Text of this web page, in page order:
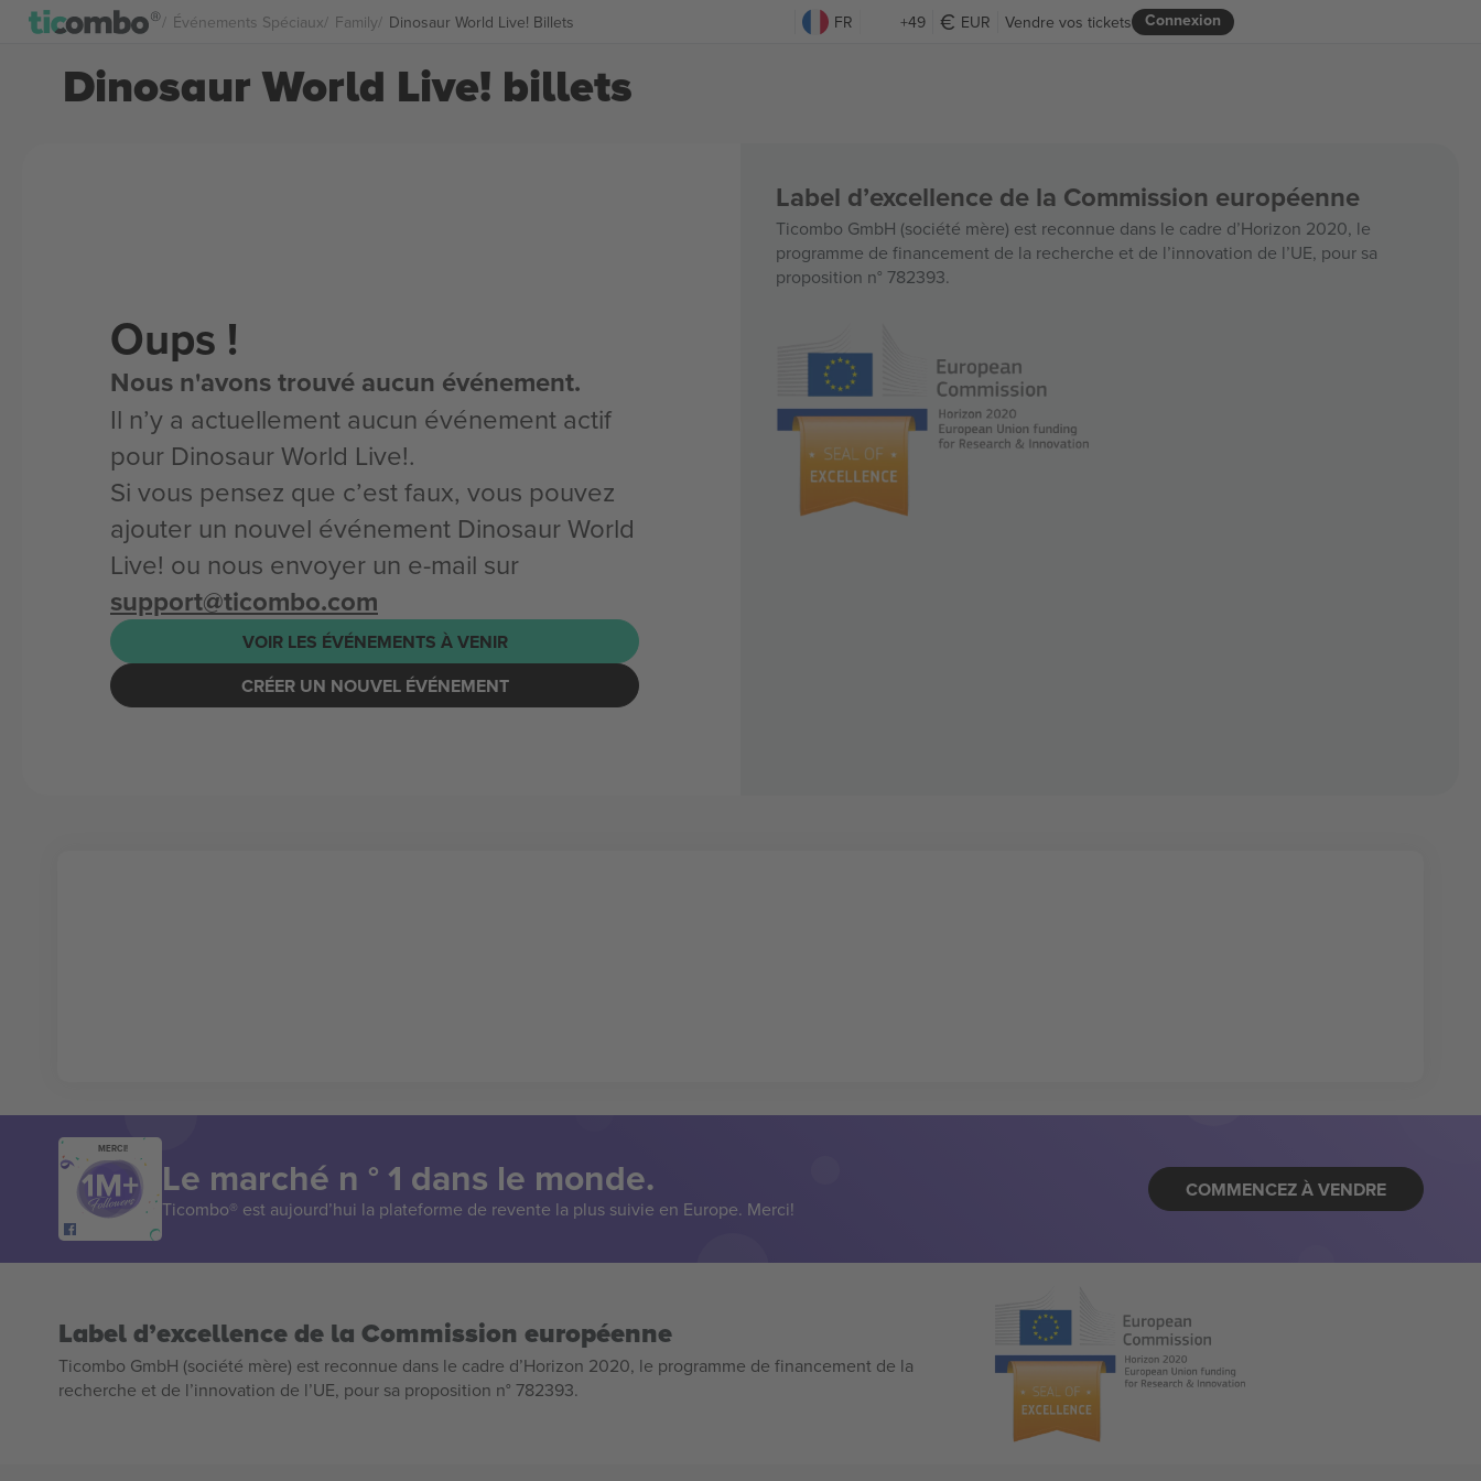
Événements Spéciaux Family Dinosaur World Live! Billets FR +49 EUR Connexion
Vendre vos tickets
Dinosaur World Live! billets
Oups !
Nous n'avons trouvé aucun événement.
Il n’y a actuellement aucun événement actif
pour Dinosaur World Live!.
Si vous pensez que c’est faux, vous pouvez
ajouter un nouvel événement Dinosaur World
Live! ou nous envoyer un e-mail sur
support@ticombo.com
VOIR LES ÉVÉNEMENTS À VENIR
CRÉER UN NOUVEL ÉVÉNEMENT
Label d’excellence de la Commission européenne
Ticombo GmbH (société mère) est reconnue dans le cadre d’Horizon 2020, le
programme de financement de la recherche et de l’innovation de l’UE, pour sa
proposition n° 782393.
MERCI!
Le marché n ° 1 dans le monde.
Ticombo® est aujourd’hui la plateforme de revente la plus suivie en Europe. Merci!
COMMENCEZ À VENDRE
Label d’excellence de la Commission européenne
Ticombo GmbH (société mère) est reconnue dans le cadre d’Horizon 2020, le programme de financement de la
recherche et de l’innovation de l’UE, pour sa proposition n° 782393.